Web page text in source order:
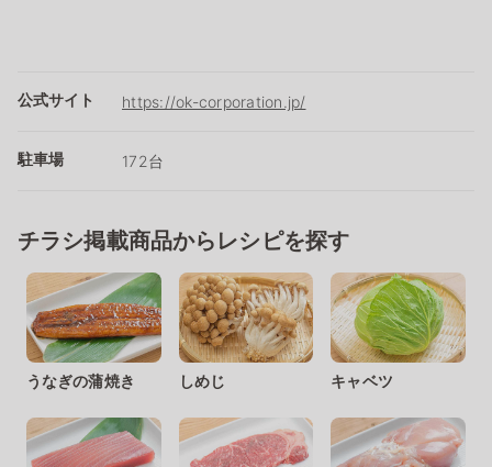
公式サイト https://ok-corporation.jp/
駐車場 172台
チラシ掲載商品からレシピを探す
うなぎの蒲焼き しめじ キャベツ